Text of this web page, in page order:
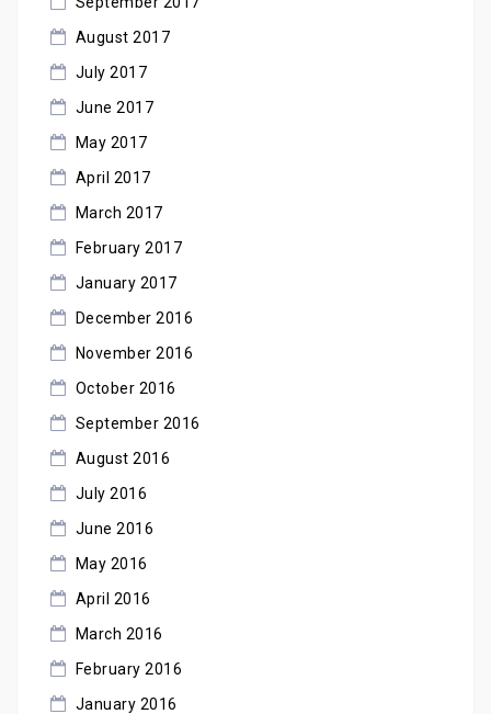
August 2017
July 2017
June 2017
May 2017
April 2017
March 2017
February 2017
January 2017
December 2016
November 2016
October 2016
September 2016
August 2016
July 2016
June 2016
May 2016
April 2016
March 2016
February 2016
January 2016